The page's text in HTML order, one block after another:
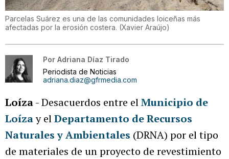
Parcelas Suárez es una de las comunidades loiceñas más
afectadas por la erosión costera. (Xavier Araújo)
Por Adriana Díaz Tirado
Periodista de Noticias
adriana.diaz@gfrmedia.com
Loíza- Desacuerdos entre elMunicipio de
Loízay elDepartamento de Recursos
Naturales y Ambientales (DRNA) por el tipo
de materiales de un proyecto de revestimiento